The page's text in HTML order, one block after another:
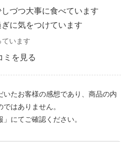
づつ大事に食べています
に気をつけています
ています
ミを見る
いたお客様の感想であり、商品の内
はありません。
にてご確認ください。